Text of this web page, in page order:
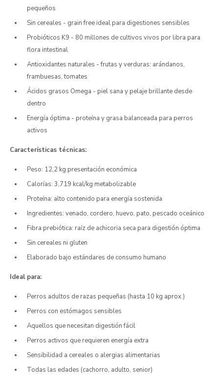
pequeños
Sin cereales - grain free ideal para digestiones sensibles
Probióticos K9 - 80 millones de cultivos vivos por libra para
flora intestinal
Antioxidantes naturales - frutas y verduras: arándanos,
frambuesas, tomates
Ácidos grasos Omega - piel sana y pelaje brillante desde
dentro
Energía óptima - proteína y grasa balanceada para perros
activos
Características técnicas:
Peso: 12,2 kg presentación económica
Calorías: 3,719 kcal/kg metabolizable
Proteína: alto contenido para energía sostenida
Ingredientes: venado, cordero, huevo, pato, pescado oceánico
Fibra prebiótica: raíz de achicoria seca para digestión óptima
Sin cereales ni gluten
Elaborado bajo estándares de consumo humano
Ideal para:
Perros adultos de razas pequeñas (hasta 10 kg aprox.)
Perros con estómagos sensibles
Aquellos que necesitan digestión fácil
Perros activos que requieren energía extra
Sensibilidad a cereales o alergias alimentarias
Todas las edades (cachorro, adulto, senior)